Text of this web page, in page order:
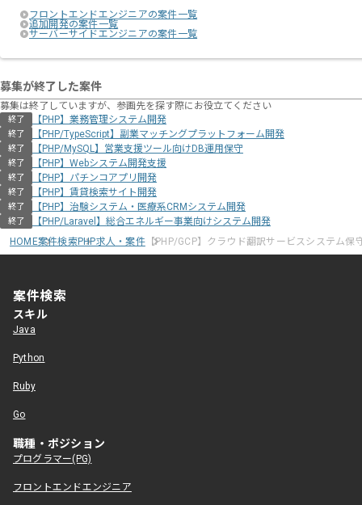
フロントエンドエンジニアの案件一覧
追加開発の案件一覧
サーバーサイドエンジニアの案件一覧
募集が終了した案件
募集は終了していますが、参画先を探す際にお役立てください
終了 【PHP】業務管理システム開発
終了 【PHP/TypeScript】副業マッチングプラットフォーム開発
終了 【PHP/MySQL】営業支援ツール向けDB運用保守
終了 【PHP】Webシステム開発支援
終了 【PHP】パチンコアプリ開発
終了 【PHP】賃貸検索サイト開発
終了 【PHP】治験システム・医療系CRMシステム開発
終了
【PHP/Laravel】総合エネルギー事業向けシステム開発
HOME案件検索PHP求人・案件【PHP/GCP】クラウド翻訳サービスシステム保
案件検索
スキル
Java
Python
Ruby
Go
職種・ポジション
プログラマー(PG)
フロントエンドエンジニア